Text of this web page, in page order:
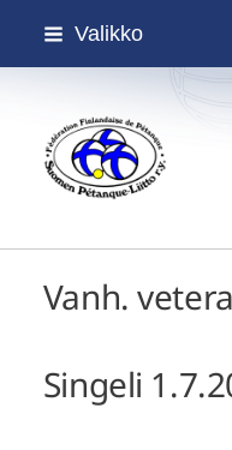
Siirry
Valikko
Suomen
Vanh.
Singeli